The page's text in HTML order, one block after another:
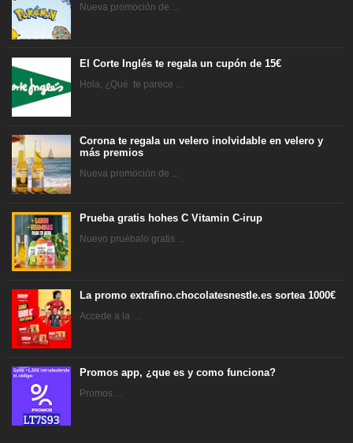
Nueva promoción de ...
El Corte Inglés te regala un cupón de 15€
Hola, ¿Qué te parece ...
Corona te regala un velero inolvidable en velero y
más premios
Nueva promoción de ...
Prueba gratis hohes C Vitamin C-irup
Nuevo pruébalo gratis ...
La promo extrafino.chocolatesnestle.es sortea 1000€
Accede a la ...
Promos app, ¿que es y como funciona?
Promos ...